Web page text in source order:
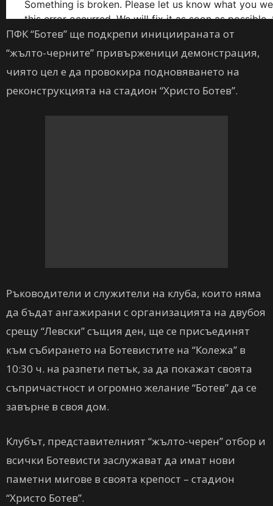
ПФК “Ботев” ще подкрепи инициираната от
“жълто-черните” привърженици демонстрация,
чиято цел е да провокира подновяването на
реконструкцията на стадион “Христо Ботев”.
Ръководители и служители на клуба, които няма
да бъдат ангажирани с организацията на двубоя
срещу “Левски” същия ден, ще се присъединят
към събирането на Ботевистите на “Колежа” в
10:30 ч. на разпети петък, за да покажат своята
съпричастност и огромно желание “Ботев” да се
завърне в своя дом.
Клубът, представителният “жълто-черен” отбор и
всички Ботевисти заслужават да имат нови
паметни мигове в своята крепост – стадион
“Христо Ботев”.